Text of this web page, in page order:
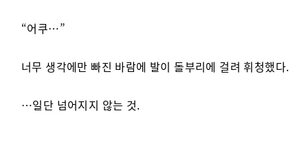
“어쿠…”
너무 생각에만 빠진 바람에 발이 돌부리에 걸려 휘청했다.
…일단 넘어지지 않는 것.